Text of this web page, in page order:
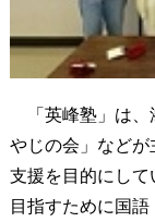
「英峰塾」は、
やじの会」など
支援を目的にし
目指すために国